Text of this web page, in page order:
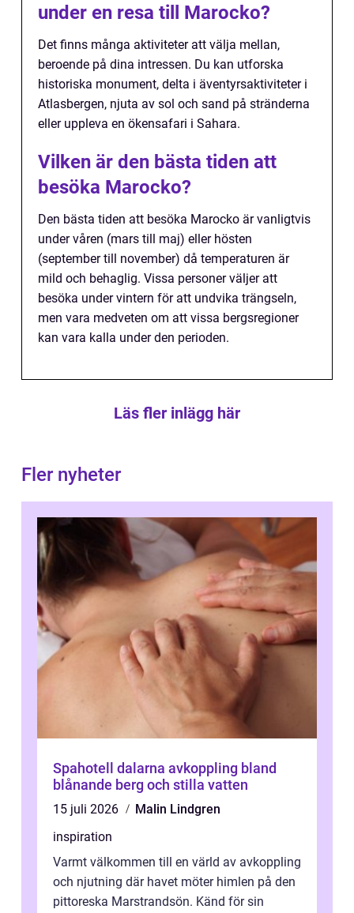
under en resa till Marocko?
Det finns många aktiviteter att välja mellan,
beroende på dina intressen. Du kan utforska
historiska monument, delta i äventyrsaktiviteter i
Atlasbergen, njuta av sol och sand på stränderna
eller uppleva en ökensafari i Sahara.
Vilken är den bästa tiden att
besöka Marocko?
Den bästa tiden att besöka Marocko är vanligtvis
under våren (mars till maj) eller hösten
(september till november) då temperaturen är
mild och behaglig. Vissa personer väljer att
besöka under vintern för att undvika trängseln,
men vara medveten om att vissa bergsregioner
kan vara kalla under den perioden.
Läs fler inlägg här
Fler nyheter
Spahotell dalarna avkoppling bland
blånande berg och stilla vatten
15 juli 2026
Malin Lindgren
inspiration
Varmt välkommen till en värld av avkoppling
och njutning där havet möter himlen på den
pittoreska Marstrandsön. Känd för sin